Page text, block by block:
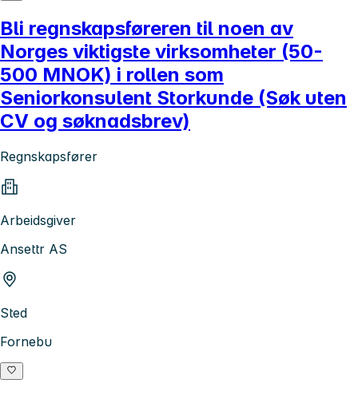
Bli regnskapsføreren til noen av
Norges viktigste virksomheter (50-
500 MNOK) i rollen som
Seniorkonsulent Storkunde (Søk uten
CV og søknadsbrev)
Regnskapsfører
Arbeidsgiver
Ansettr AS
Sted
Fornebu